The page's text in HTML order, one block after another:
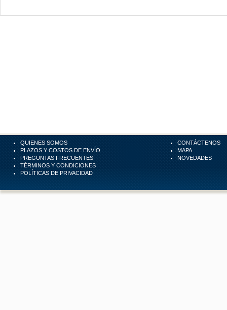
QUIENES SOMOS
PLAZOS Y COSTOS DE ENVÍO
PREGUNTAS FRECUENTES
TÉRMINOS Y CONDICIONES
POLÍTICAS DE PRIVACIDAD
CONTÁCTENOS
MAPA
NOVEDADES